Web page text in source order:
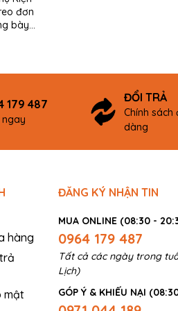
đơn
bày
179 487
ĐỔI TRẢ
Chính
dàng
hàng
mật
ĐĂNG KÝ NHẬN TIN
MUA ONLINE (08:30 -
0964 179 487
Tất cả các ngày trong
Lịch)
GÓP Ý & KHIẾU NẠI